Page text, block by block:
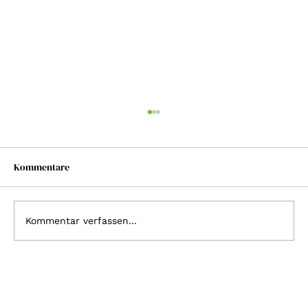
Kommentare
Kommentar verfassen...